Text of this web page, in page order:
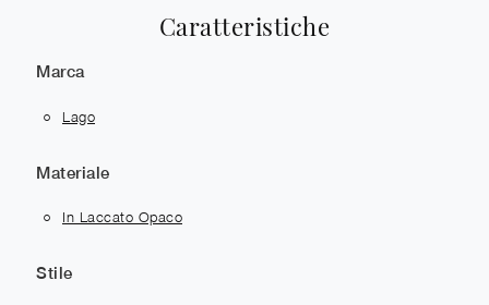
Caratteristiche
Marca
Lago
Materiale
In Laccato Opaco
Stile